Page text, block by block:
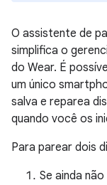
O assistente de
simplifica o
do Wear. É
um único
salva e reparea
quando você os
Para parear dois
Se ainda